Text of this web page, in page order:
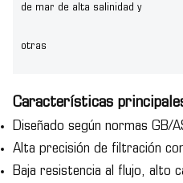
de mar de alta salinidad y
otras
Características
Diseñado según normas GB/
Alta precisión de filtración
Baja resistencia al flujo, alto